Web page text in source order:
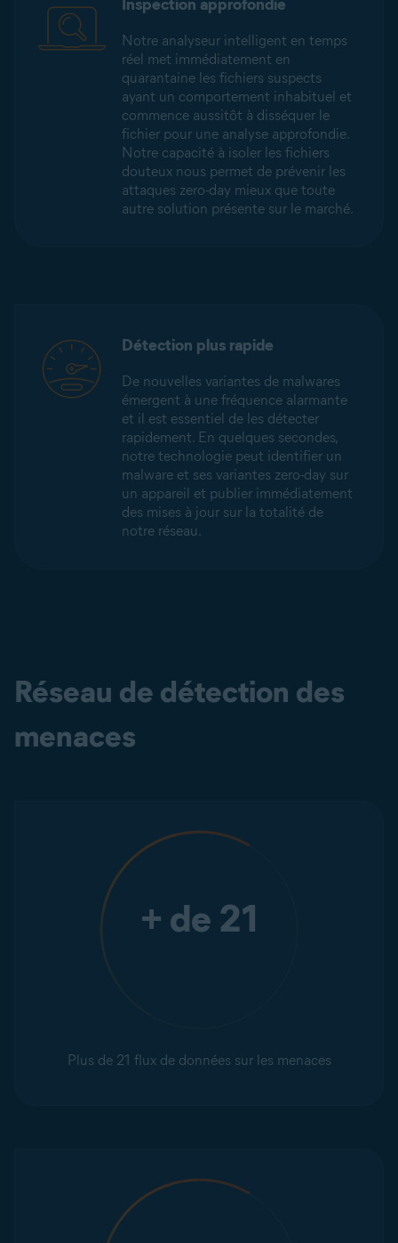
Inspection approfondie
Notre analyseur intelligent en temps
réel met immédiatement en
quarantaine les fichiers suspects
ayant un comportement inhabituel et
commence aussitôt à disséquer le
fichier pour une analyse approfondie.
Notre capacité à isoler les fichiers
douteux nous permet de prévenir les
attaques zero-day mieux que toute
autre solution présente sur le marché.
Détection plus rapide
De nouvelles variantes de malwares
émergent à une fréquence alarmante
et il est essentiel de les détecter
rapidement. En quelques secondes,
notre technologie peut identifier un
malware et ses variantes zero-day sur
un appareil et publier immédiatement
des mises à jour sur la totalité de
notre réseau.
Réseau de détection des
menaces
+ de 21
Plus de 21 flux de données sur les menaces